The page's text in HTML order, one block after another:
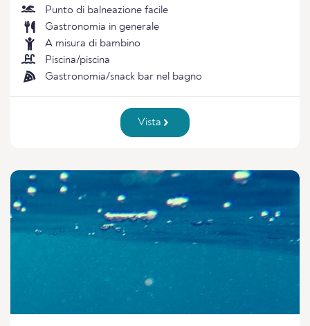
Punto di balneazione facile
Gastronomia in generale
A misura di bambino
Piscina/piscina
Gastronomia/snack bar nel bagno
Vista